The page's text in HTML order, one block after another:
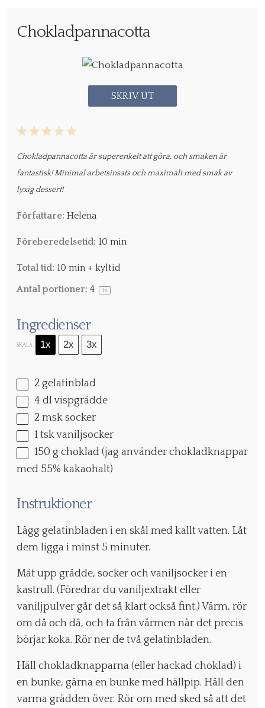
Chokladpannacotta
SKRIV UT
5
4
3
2
1
Chokladpannacotta är superenkelt att göra, och smaken är
fantastisk! Minimal arbetsinsats och maximalt med smak av
lyxig dessert!
Författare: Helena
Föreberedelsetid: 10 min
Total tid: 10 min + kyltid
Antal portioner: 4 1x
Ingredienser
SKALA 1x 2x 3x
2 gelatinblad
4 dl vispgrädde
2 msk socker
1 tsk vaniljsocker
150 g choklad (jag använder chokladknappar
med 55% kakaohalt)
Instruktioner
Lägg gelatinbladen i en skål med kallt vatten. Låt
dem ligga i minst 5 minuter.
Mät upp grädde, socker och vaniljsocker i en
kastrull. (Föredrar du vaniljextrakt eller
vaniljpulver går det så klart också fint.) Värm, rör
om då och då, och ta från värmen när det precis
börjar koka. Rör ner de två gelatinbladen.
Häll chokladknapparna (eller hackad choklad) i
en bunke, gärna en bunke med hällpip. Häll den
varma grädden över. Rör om med sked så att det